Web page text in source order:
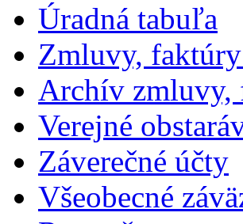
Úradná tabuľa
Zmluvy,
Archív zmluvy,
Verejné
Záverečné účty
Všeobecné